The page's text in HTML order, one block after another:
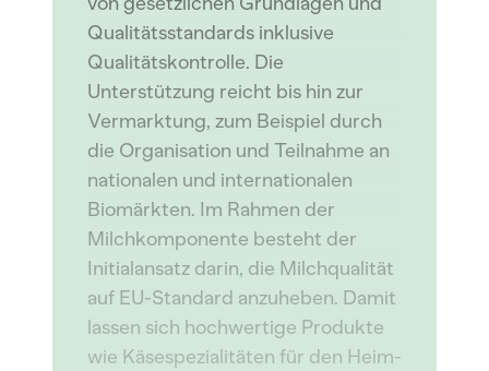
Qualitätsstandards inklusive
Qualitätskontrolle. Die
Unterstützung reicht bis hin zur
Vermarktung, zum Beispiel durch
die Organisation und Teilnahme an
nationalen und internationalen
Biomärkten. Im Rahmen der
Milchkomponente besteht der
Initialansatz darin, die Milchqualität
auf EU-Standard anzuheben. Damit
lassen sich hochwertige Produkte
wie Käsespezialitäten für den Heim-